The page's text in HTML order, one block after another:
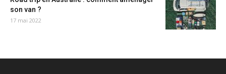
son van ?
17 mai 2022